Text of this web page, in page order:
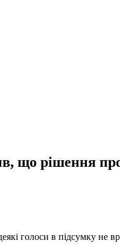
що рішення
голоси в підсумку не